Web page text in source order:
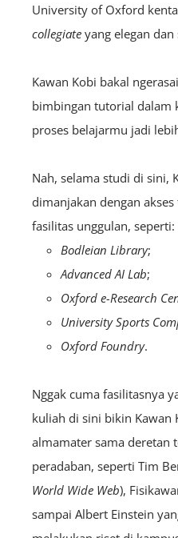
University of Oxford
collegiate yang elegan
Kawan Kobi bakal
bimbingan tutorial dalam
proses belajarmu jadi
Nah, selama studi di sini,
dimanjakan dengan
fasilitas unggulan, seperti:
Bodleian Library;
Advanced AI Lab;
Oxford e-Research
University Sports
Oxford Foundry.
Nggak cuma fasilitasnya
kuliah di sini bikin Kawan
almamater sama deretan
peradaban, seperti Tim
World Wide Web),
sampai Albert Einstein